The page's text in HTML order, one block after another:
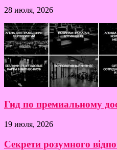
28 июля, 2026
Гид по премиальному
19 июля, 2026
Секрети розумного